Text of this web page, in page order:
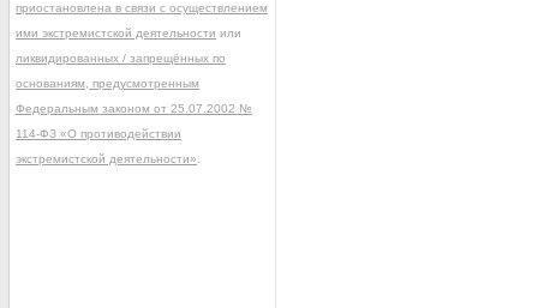
приостановлена в связи с осуществлением
ими экстремистской деятельности или
ликвидированных / запрещённых по
основаниям, предусмотренным
Федеральным законом от 25.07.2002 №
114-ФЗ «О противодействии
экстремистской деятельности»